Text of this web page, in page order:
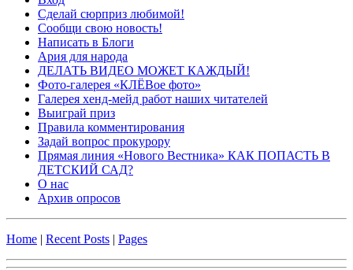
Сделай сюрприз любимой!
Сообщи свою новость!
Написать в Блоги
Ария для народа
ДЕЛАТЬ ВИДЕО МОЖЕТ КАЖДЫЙ!
Фото-галерея «КЛЁВое фото»
Галерея хенд-мейд работ наших читателей
Выиграй приз
Правила комментирования
Задай вопрос прокурору
Прямая линия «Нового Вестника» КАК ПОПАСТЬ В
ДЕТСКИЙ САД?
О нас
Архив опросов
Home | Recent Posts | Pages